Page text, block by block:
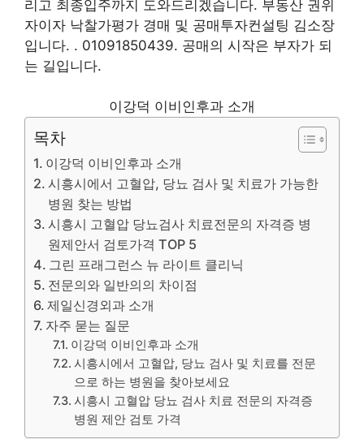
리고 최종입주까지 도와드리겠습니다. 부동산 권위
자이자 낙찰가평가 경매 및 공매투자컨설팅 김소장
입니다. . 01091850439. 공매의 시작은 부자가 되
는 길입니다.
이강덕 이비인후과 소개
목차
이강덕 이비인후과 소개
시흥시에서 고혈압, 당뇨 검사 및 치료가 가능한
병원 찾는 방법
시흥시 고혈압 당뇨검사 치료전문의 자격증 병
원제안서 검토가격 TOP 5
그린 프래그런스 뉴 라이트 클리닉
전문의와 일반의의 차이점
제일신경외과 소개
자주 묻는 질문
이강덕 이비인후과 소개
시흥시에서 고혈압, 당뇨 검사 및 치료를 전문
으로 하는 병원을 찾아보세요
시흥시 고혈압 당뇨 검사 치료 전문의 자격증
병원 제안 검토 가격